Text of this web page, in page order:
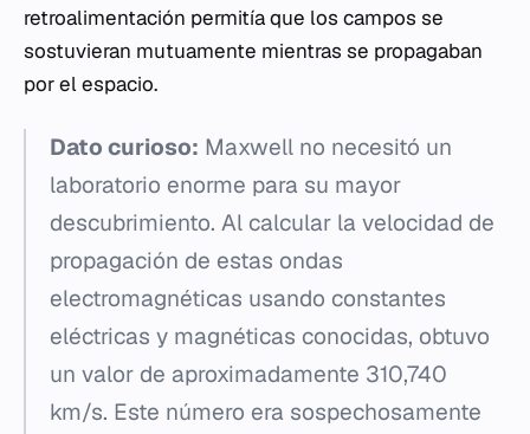
retroalimentación permitía que los campos se
sostuvieran mutuamente mientras se propagaban
por el espacio.
Dato curioso: Maxwell no necesitó un
laboratorio enorme para su mayor
descubrimiento. Al calcular la velocidad de
propagación de estas ondas
electromagnéticas usando constantes
eléctricas y magnéticas conocidas, obtuvo
un valor de aproximadamente 310,740
km/s. Este número era sospechosamente